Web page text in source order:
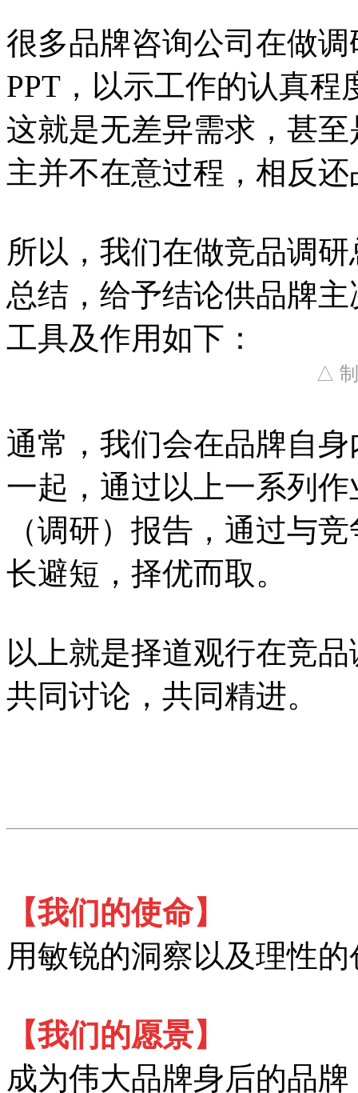
很多品牌咨询公司在做
PPT，以示工作的认真
这就是无差异需求，甚
主并不在意过程，相反
所以，我们在做竞品调
总结，给予结论供品牌
工具及作用如下：
△
通常，我们会在品牌自
一起，通过以上一系列
（调研）报告，通过与
长避短，择优而取。
以上就是择道观行在竞
共同讨论，共同精进。
【我们的使命】
用敏锐的洞察以及理性
【我们的愿景】
成为伟大品牌身后的品牌